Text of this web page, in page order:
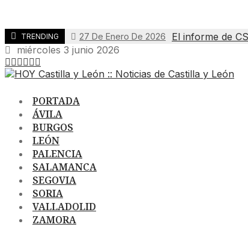
TRENDING 27 De Enero De 2026 El informe de
miércoles 3 junio 2026
PORTADA
ÁVILA
BURGOS
LEÓN
PALENCIA
SALAMANCA
SEGOVIA
SORIA
VALLADOLID
ZAMORA